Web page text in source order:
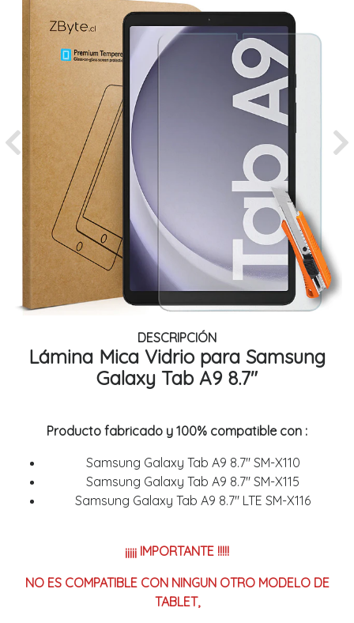
Previous
DESCRIPCIÓN
Lámina Mica Vidrio para Samsung
Galaxy Tab A9 8.7"
Producto fabricado y 100% compatible con :
Samsung Galaxy Tab A9 8.7" SM-X110
Samsung Galaxy Tab A9 8.7" SM-X115
Samsung Galaxy Tab A9 8.7" LTE SM-X116
¡¡¡¡¡ IMPORTANTE !!!!!
NO ES COMPATIBLE CON NINGUN OTRO MODELO DE
TABLET,